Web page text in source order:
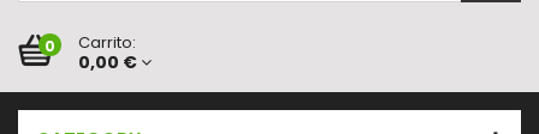
0 Carrito:
0,00 €